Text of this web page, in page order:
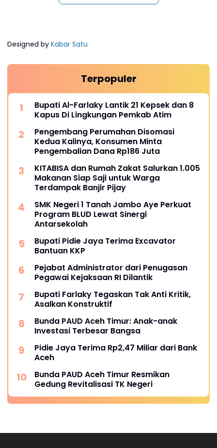
Designed by Kabar Satu
Terpopuler
Bupati Al-Farlaky Lantik 21 Kepsek dan 8
Kapus Di Lingkungan Pemkab Atim
Pengembang Perumahan Disomasi
Kedua Kalinya, Konsumen Minta
Pengembalian Dana Rp186 Juta
KITABISA dan Rumah Zakat Salurkan 1.005
Makanan Siap Saji untuk Warga
Terdampak Banjir Pijay
SMK Negeri 1 Tanah Jambo Aye Perkuat
Program BLUD Lewat Sinergi
Antarsekolah
Bupati Pidie Jaya Terima Excavator
Bantuan KKP
Pejabat Administrator dari Penugasan
Pegawai Kejaksaan RI Dilantik
Bupati Farlaky Tegaskan Tak Anti Kritik,
Asalkan Konstruktif
Bunda PAUD Aceh Timur: Anak-anak
Investasi Terbesar Bangsa
Pidie Jaya Terima Rp2,47 Miliar dari Bank
Aceh
Bunda PAUD Aceh Timur Resmikan
Gedung Revitalisasi TK Negeri